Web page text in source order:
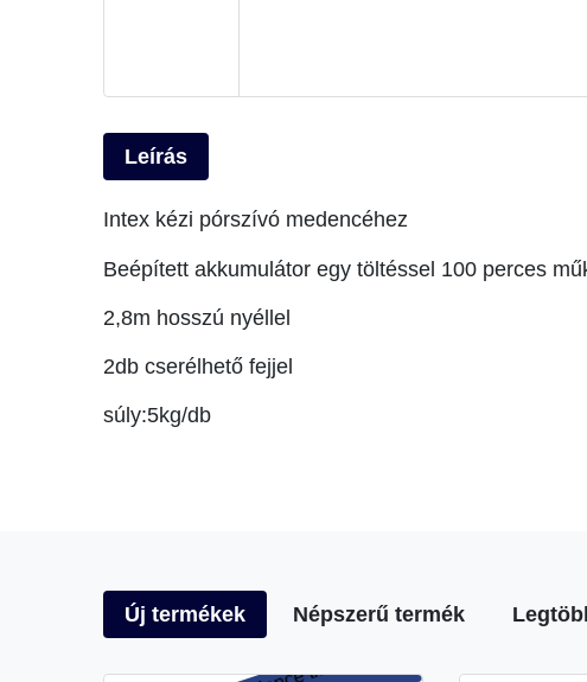
Leírás
Intex kézi pórszívó medencéhez
Beépített akkumulátor egy töltéssel 100 perces
2,8m hosszú nyéllel
2db cserélhető fejjel
súly:5kg/db
Új termékek Népszerű termék